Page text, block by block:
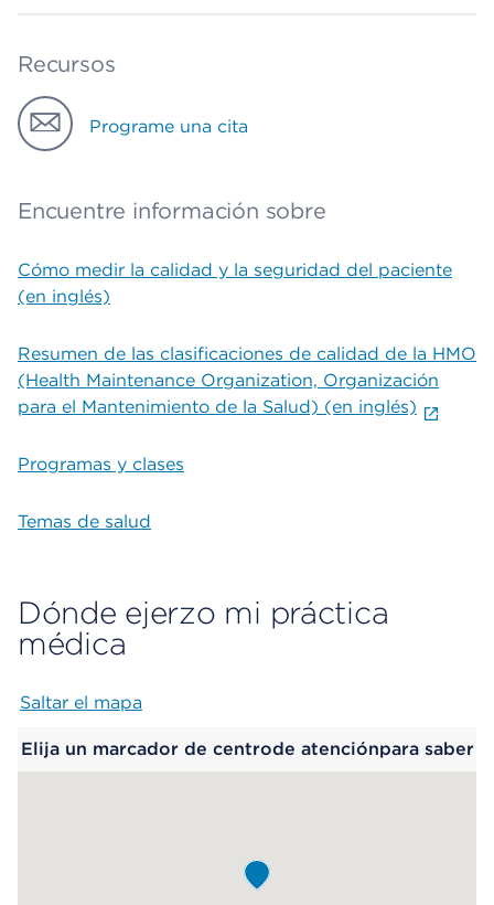
Recursos
Programe una cita
Encuentre información sobre
Cómo medir la calidad y la seguridad del paciente
(en inglés)
Resumen de las clasificaciones de calidad de la HMO
(Health Maintenance Organization, Organización
para el Mantenimiento de la Salud) (en inglés)
Programas y clases
Temas de salud
Dónde ejerzo mi práctica
médica
Saltar el mapa
Elija un marcador de centrode atenciónpara saber